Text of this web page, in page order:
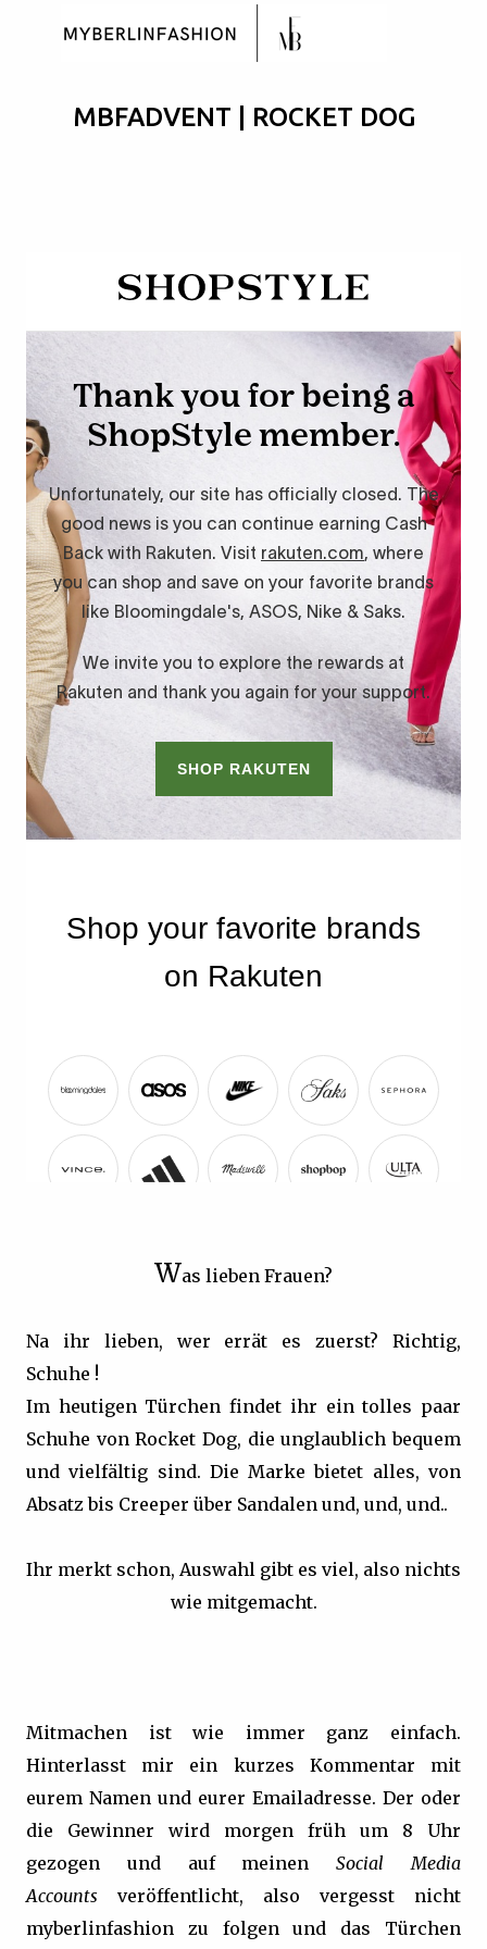
Skip to main content
MBFADVENT | ROCKET DOG
Was lieben Frauen?
Na ihr lieben, wer errät es zuerst? Richtig,
Schuhe !
Im heutigen Türchen findet ihr ein tolles paar
Schuhe von Rocket Dog, die unglaublich bequem
und vielfältig sind. Die Marke bietet alles, von
Absatz bis Creeper über Sandalen und, und, und..
Ihr merkt schon, Auswahl gibt es viel, also nichts
wie mitgemacht.
Mitmachen ist wie immer ganz einfach.
Hinterlasst mir ein kurzes Kommentar mit
eurem Namen und eurer Emailadresse. Der oder
die Gewinner wird morgen früh um 8 Uhr
gezogen und auf meinenSocial Media
Accounts veröffentlicht, also vergesst nicht
myberlinfashion zu folgen und das Türchen